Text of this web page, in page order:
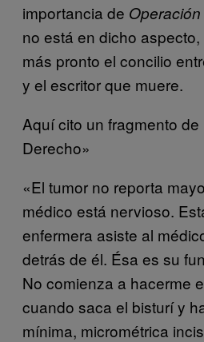
importancia de
no está en dicho
más pronto el concilio
y el escritor que muere.
Aquí cito un fragmento
Derecho»
«El tumor no reporta
médico está nervioso.
enfermera asiste al
detrás de él. Ésa es su
No comienza a hacerme
cuando saca el bisturí y
mínima, micrométrica